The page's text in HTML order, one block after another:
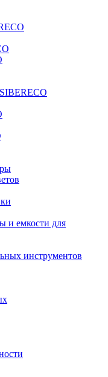
и емкости для
инструментов